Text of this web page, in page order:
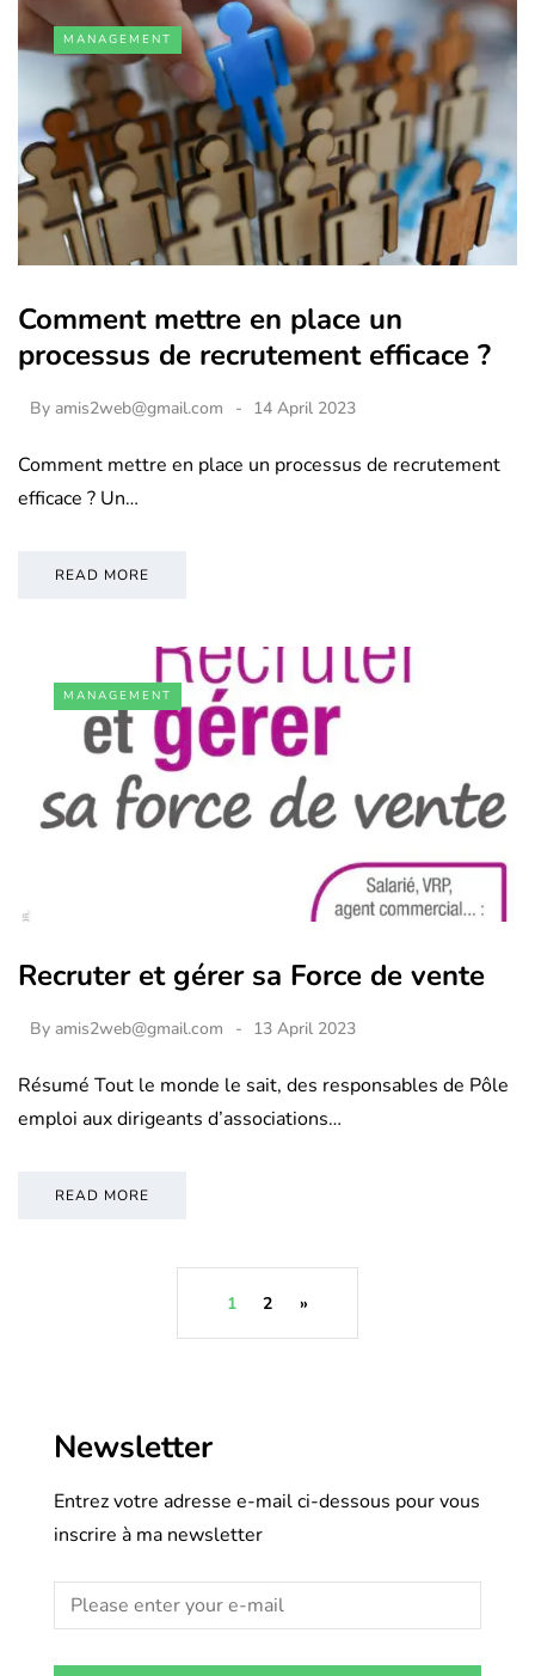
MANAGEMENT
Comment mettre en place un
processus de recrutement efficace ?
By amis2web@gmail.com 14 April 2023
Comment mettre en place un processus de recrutement
efficace ? Un…
READ MORE
MANAGEMENT
Recruter et gérer sa Force de vente
By amis2web@gmail.com 13 April 2023
Résumé Tout le monde le sait, des responsables de Pôle
emploi aux dirigeants d’associations…
READ MORE
1 2 »
Newsletter
Entrez votre adresse e-mail ci-dessous pour vous
inscrire à ma newsletter